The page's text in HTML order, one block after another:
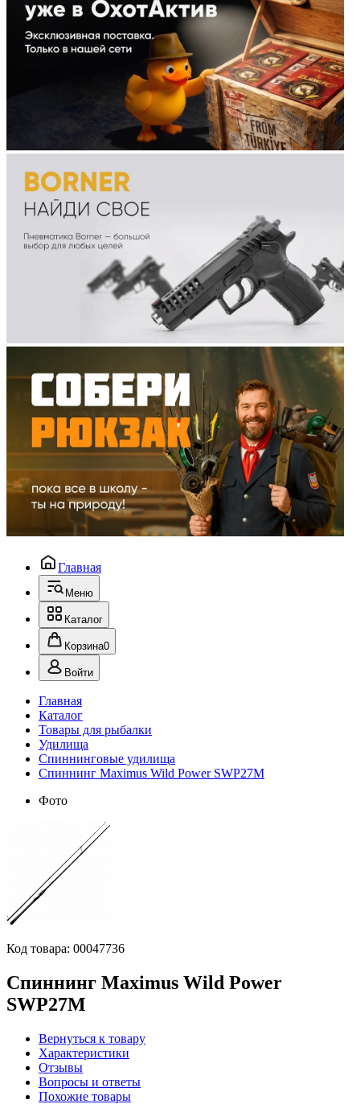
Главная
Меню
Каталог
Корзина0
Войти
Главная
Каталог
Товары для рыбалки
Удилища
Спиннинговые удилища
Спиннинг Maximus Wild Power SWP27M
Фото
Код товара: 00047736
Спиннинг Maximus Wild Power
SWP27M
Вернуться к товару
Характеристики
Отзывы
Вопросы и ответы
Похожие товары